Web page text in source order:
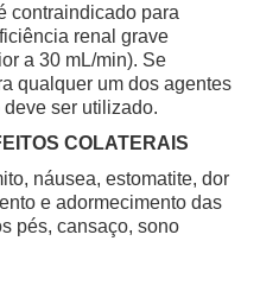
contraindicado para
renal grave
a 30 mL/min). Se
qualquer um dos agentes
ser utilizado.
COLATERAIS
náusea, estomatite, dor
e adormecimento das
pés, cansaço, sono